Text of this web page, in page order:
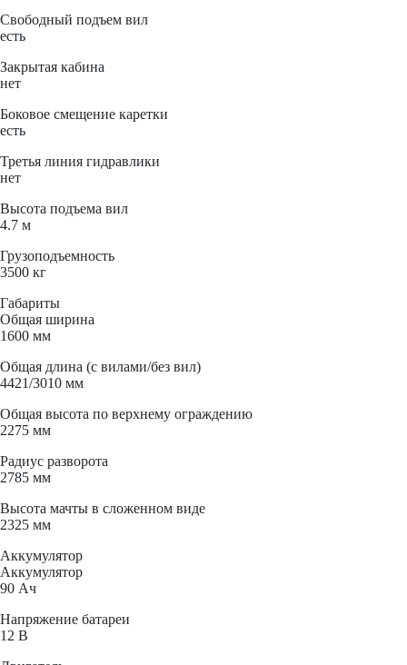
Свободный подъем вил
есть
Закрытая кабина
нет
Боковое смещение каретки
есть
Третья линия гидравлики
нет
Высота подъема вил
4.7 м
Грузоподъемность
3500 кг
Габариты
Общая ширина
1600 мм
Общая длина (с вилами/без вил)
4421/3010 мм
Общая высота по верхнему ограждению
2275 мм
Радиус разворота
2785 мм
Высота мачты в сложенном виде
2325 мм
Аккумулятор
Аккумулятор
90 Ач
Напряжение батареи
12 B